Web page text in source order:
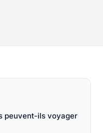
peuvent-ils voyager